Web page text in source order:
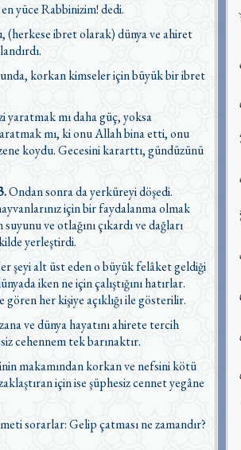
yüce Rabbinizim! dedi.
(herkese ibret olarak) dünya ve ahiret
korkan kimseler için büyük bir ibret
yaratmak mı daha güç, yoksa
mı, ki onu Allah bina etti, onu
koydu. Gecesini kararttı, gündüzünü
Ondan sonra da yerküreyi döşedi.
için bir faydalanma olmak
ve otlağını çıkardı ve dağları
yerleştirdi.
şeyi alt üst eden o büyük felâket geldiği
iken ne için çalıştığını hatırlar.
gören her kişiye açıklığı ile gösterilir.
ve dünya hayatını ahirete tercih
cehennem tek barınaktır.
makamından korkan ve nefsini kötü
için ise şüphesiz cennet yegâne
sorarlar: Gelip çatması ne zamandır?